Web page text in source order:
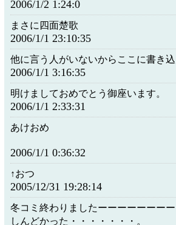
2006/1/2 1:24:0
まさに四面楚歌
2006/1/1 23:10:35
他に言う人がいないからここに書き
2006/1/1 3:16:35
明けましておめでとう御座います。
2006/1/1 2:33:31
あけおめ
2006/1/1 0:36:32
↑おつ
2005/12/31 19:28:14
冬コミ終わりましたーーーーーーーー
しんどかった・・・・・・・。